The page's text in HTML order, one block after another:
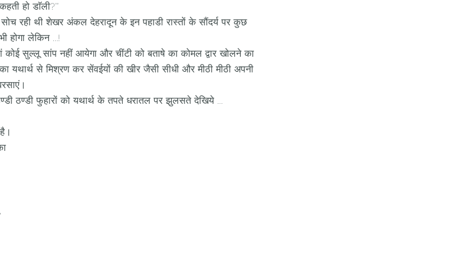
हो डाॅली?’’
रही थी शेखर अंकल देहरादून के इन पहाडी रास्तों के सौंदर्य पर कुछ
होगा लेकिन …!
कोई सुल्लू सांप नहीं आयेगा और चींटी को बताषे का कोमल द्वार खोलने का
से मिश्रण कर सेंवईयों की खीर जैसी सीधी और मीठी मीठी अपनी
ठण्डी फुहारों को यथार्थ के तपते धरातल पर झुलसते देखिये …